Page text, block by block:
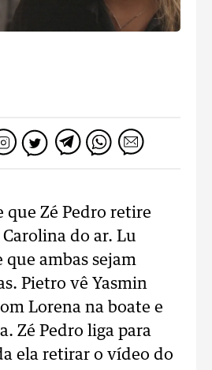
que Zé Pedro retire
do ar. Lu
que ambas sejam
Pietro vê Yasmin
Lorena na boate e
Zé Pedro liga para
ela retirar o vídeo do